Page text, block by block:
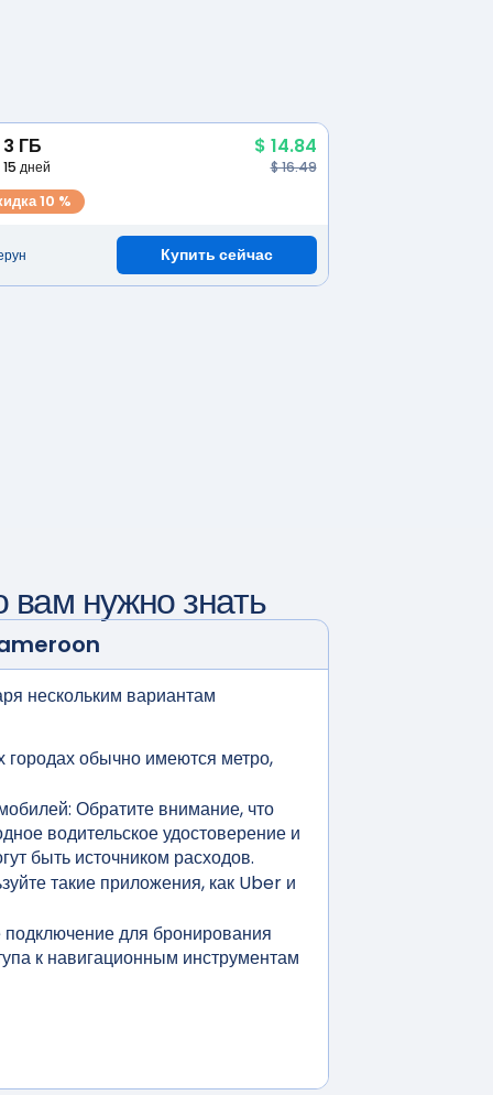
3 ГБ $ 14.84
15 дней $ 16.49
10 %
Купить сейчас
вам нужно знать
нескольким вариантам
городах обычно имеются метро,
Обратите внимание, что
водительское удостоверение и
быть источником расходов.
такие приложения, как Uber и
для бронирования
к навигационным инструментам